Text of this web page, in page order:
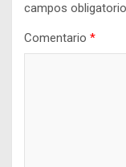
campos
Comentario *